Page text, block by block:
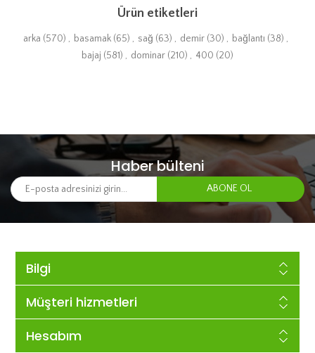
Ürün etiketleri
arka (570) , basamak (65) , sağ (63) , demir (30) , bağlantı (38) ,
bajaj (581) , dominar (210) , 400 (20)
Haber bülteni
Bilgi
Müşteri hizmetleri
Hesabım